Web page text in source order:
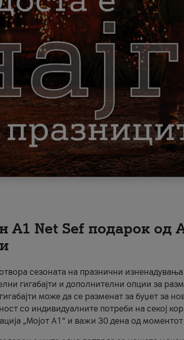
A1 Net Sеf подарок од
сезоната на празнични
гигабајти и дополнителни опции за
може да се разменат за буџет за
со индивидуалните потреби на секој
„Мојот А1“ и важи 30 дена од моментот